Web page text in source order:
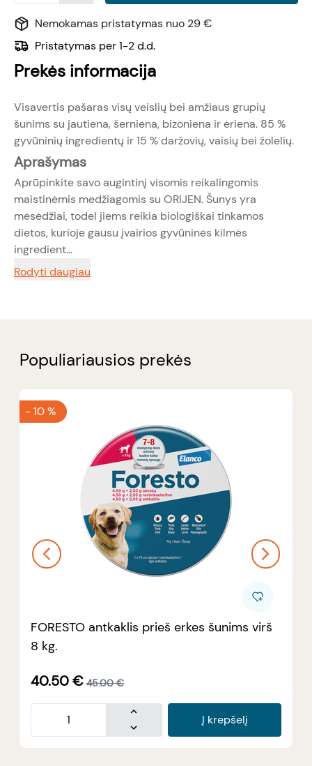
Nemokamas pristatymas nuo 29 €
Pristatymas per 1-2 d.d.
Prekės informacija
Visavertis pašaras visų veislių bei amžiaus grupių
šunims su jautiena, šerniena, bizoniena ir ėriena. 85 %
gyvūninių ingredientų ir 15 % daržovių, vaisių bei žolelių.
Aprašymas
Aprūpinkite savo augintinį visomis reikalingomis
maistinėmis medžiagomis su ORIJEN. Šunys yra
mėsėdžiai, todėl jiems reikia biologiškai tinkamos
dietos, kurioje gausu įvairios gyvūninės kilmės
ingredient...
Rodyti daugiau
Populiariausios prekės
-10 %
FORESTO antkaklis prieš erkes šunims virš
8 kg.
40.50€ 45.00 €
Į krepšelį